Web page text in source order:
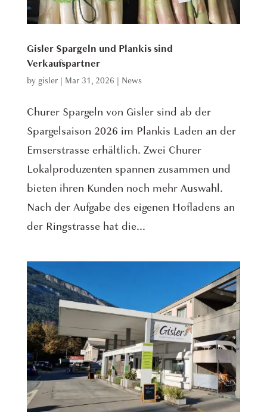
Gisler Spargeln und Plankis sind
Verkaufspartner
by gisler| Mar 31, 2026 | News
Churer Spargeln von Gisler sind ab der
Spargelsaison 2026 im Plankis Laden an der
Emserstrasse erhältlich. Zwei Churer
Lokalproduzenten spannen zusammen und
bieten ihren Kunden noch mehr Auswahl.
Nach der Aufgabe des eigenen Hofladens an
der Ringstrasse hat die...